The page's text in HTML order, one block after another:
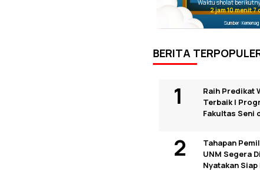
Waktu sholat
2 jam 10 menit 7
Sumber: Kemenag
BERITA
Raih Predikat
Terbaik I
Fakultas Seni
Tahapan
UNM Segera
Nyatakan Siap